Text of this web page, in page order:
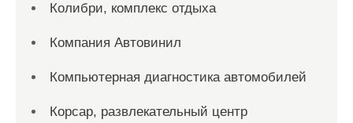
Колибри, комплекс отдыха
Компания Автовинил
Компьютерная диагностика автомобилей
Корсар, развлекательный центр